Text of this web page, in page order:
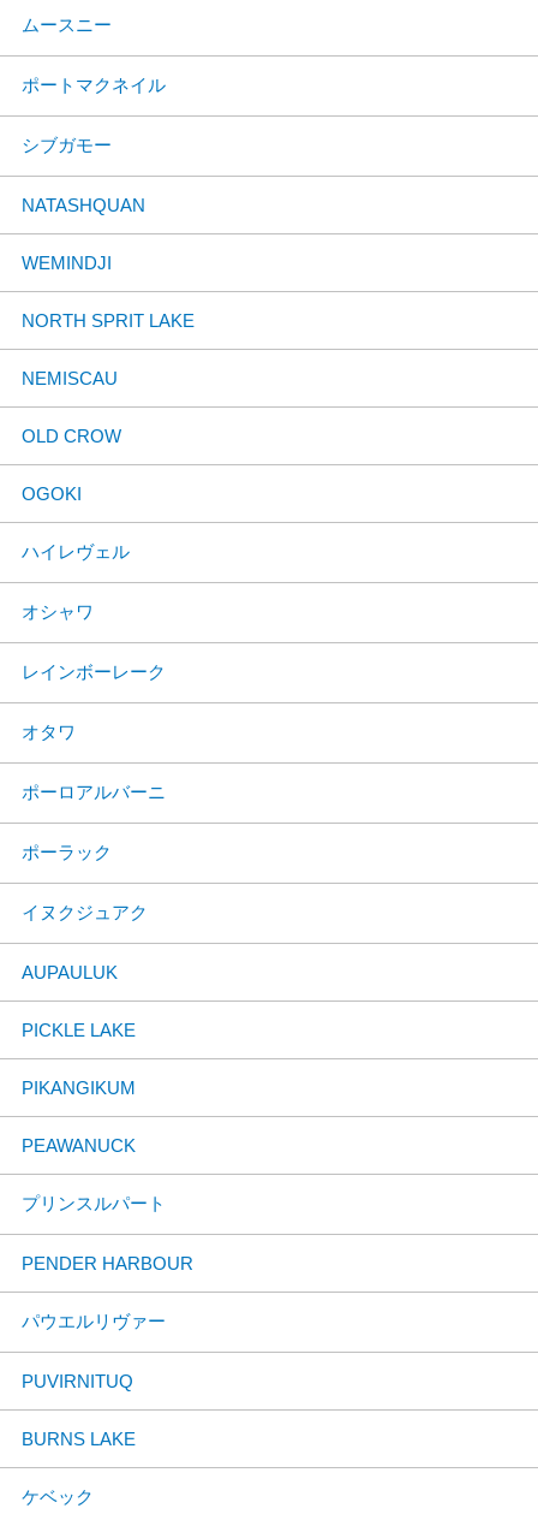
ムースニー
ポートマクネイル
シブガモー
NATASHQUAN
WEMINDJI
NORTH SPRIT LAKE
NEMISCAU
OLD CROW
OGOKI
ハイレヴェル
オシャワ
レインボーレーク
オタワ
ポーロアルバーニ
ポーラック
イヌクジュアク
AUPAULUK
PICKLE LAKE
PIKANGIKUM
PEAWANUCK
プリンスルパート
PENDER HARBOUR
パウエルリヴァー
PUVIRNITUQ
BURNS LAKE
ケベック